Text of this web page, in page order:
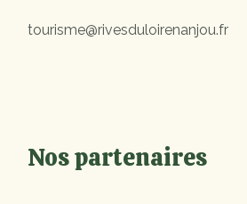
tourisme@rivesduloirenanjou.fr
Nos partenaires